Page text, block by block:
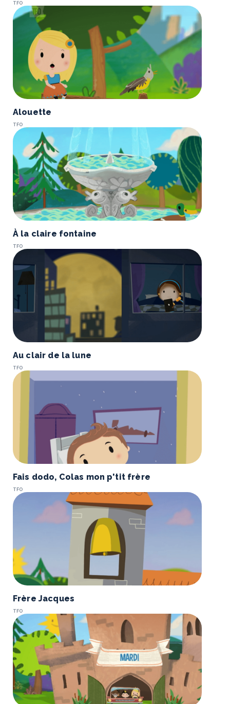
TFO
Alouette
TFO
À la claire fontaine
TFO
Au clair de la lune
TFO
Fais dodo, Colas mon p'tit frère
TFO
Frère Jacques
TFO